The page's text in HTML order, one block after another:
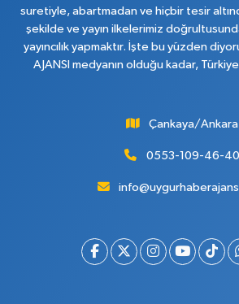
suretiyle, abartmadan ve hiçbir tesir
şekilde ve yayın ilkelerimiz
yayıncılık yapmaktır. İşte bu yüzden
AJANSI medyanın olduğu kadar,
Çankaya/Ankara
0553-109-46-40